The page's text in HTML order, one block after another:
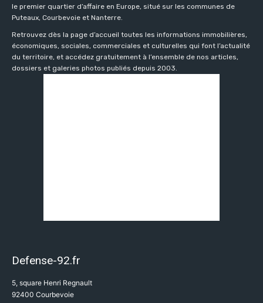
le premier quartier d’affaire en Europe, situé sur les communes de
Puteaux, Courbevoie et Nanterre.
Retrouvez dès la page d’accueil toutes les informations immobilières,
économiques, sociales, commerciales et culturelles qui font l’actualité
du territoire, et accédez gratuitement à l’ensemble de nos articles,
dossiers et galeries photos publiés depuis 2003.
Defense-92.fr
5, square Henri Regnault
92400 Courbevoie